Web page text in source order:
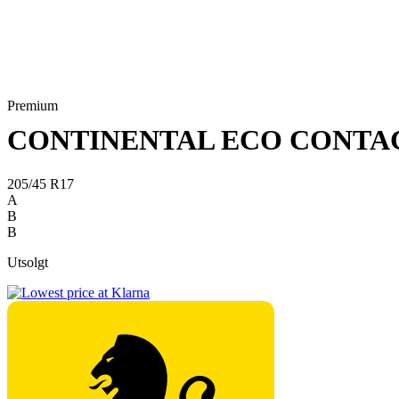
Premium
CONTINENTAL ECO
205/45 R17
A
B
B
Utsolgt